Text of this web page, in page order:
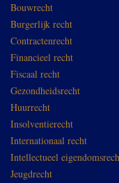
Bouwrecht
Burgerlijk recht
Contractenrecht
Financieel recht
Fiscaal recht
Gezondheidsrecht
Huurrecht
Insolventierecht
Internationaal recht
Intellectueel
Jeugdrecht